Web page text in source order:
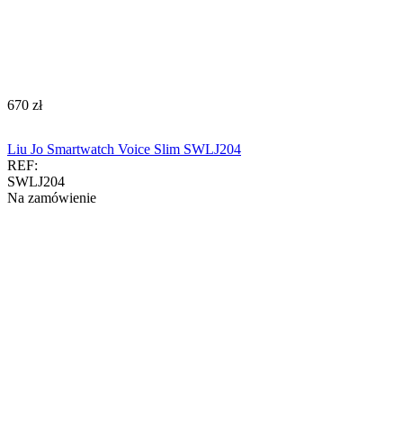
‍670‍ zł
Liu Jo Smartwatch Voice Slim SWLJ204
REF:
SWLJ204
Na zamówienie